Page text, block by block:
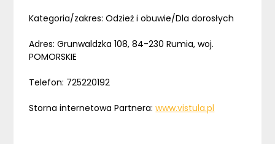
Kategoria/zakres: Odzież i obuwie/Dla dorosłych
Adres: Grunwaldzka 108, 84-230 Rumia, woj.
POMORSKIE
Telefon: 725220192
Storna internetowa Partnera:www.vistula.pl